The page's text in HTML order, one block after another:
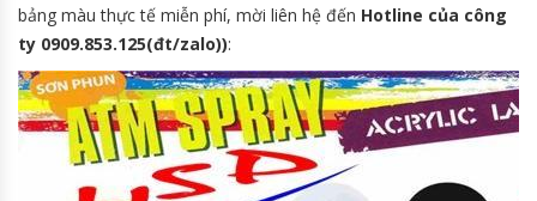
bảng màu thực tế miễn phí, mời liên hệ đến Hotline của công
ty 0909.853.125(đt/zalo)):